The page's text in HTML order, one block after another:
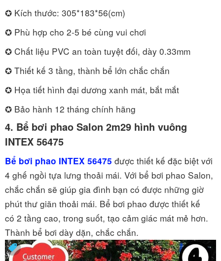
✪ Kích thước: 305*183*56(cm)
✪ Phù hợp cho 2-5 bé cùng vui chơi
✪ Chất liệu PVC an toàn tuyệt đối, dày 0.33mm
✪ Thiết kế 3 tầng, thành bể lớn chắc chắn
✪ Họa tiết hình đại dương xanh mát, bắt mắt
✪ Bảo hành 12 tháng chính hãng
4. Bể bơi phao Salon 2m29 hình vuông
INTEX 56475
Bể bơi phao INTEX 56475 được thiết kế đặc biệt với
4 ghế ngồi tựa lưng thoải mái. Với bể bơi phao Salon,
chắc chắn sẽ giúp gia đình bạn có được những giờ
phút thư giãn thoải mái. Bể bơi phao được thiết kế
có 2 tầng cao, trong suốt, tạo cảm giác mát mẻ hơn.
Thành bể bơi dày dặn, chắc chắn.